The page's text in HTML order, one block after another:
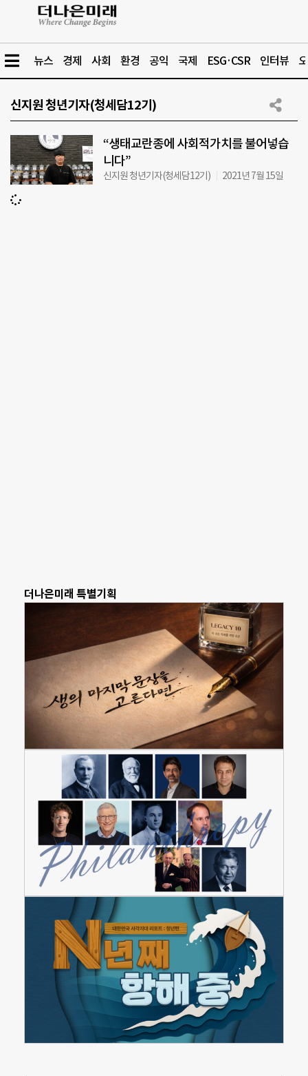
뉴스 경제 사회 환경 공익 국제 ESG·CSR 인터뷰
신지원 청년기자(청세담12기)
“생태교란종에 사회적가치를 불어넣습
니다”
신지원 청년기자(청세담12기) 2021년 7월 15일
더나은미래 특별기획